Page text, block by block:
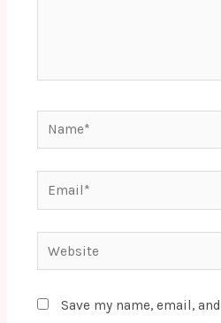
Name*
Email*
Website
Save my name, email,